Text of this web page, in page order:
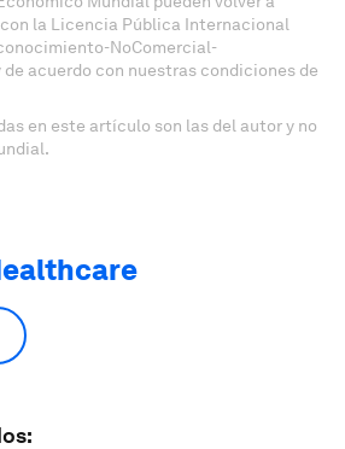
la Licencia Pública Internacional
NoComercial-
de acuerdo con nuestras condiciones de
en este artículo son las del autor y no